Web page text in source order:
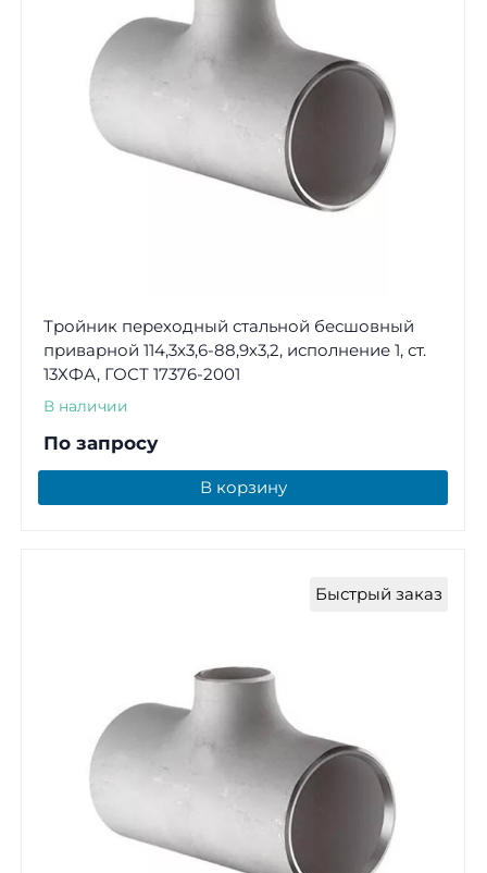
Тройник переходный стальной бесшовный
приварной 114,3х3,6-88,9х3,2, исполнение 1, ст.
13ХФА, ГОСТ 17376-2001
В наличии
По запросу
В корзину
Быстрый заказ